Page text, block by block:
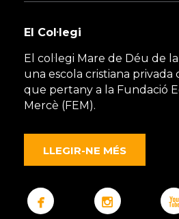
El Col·legi
El col·legi Mare de Déu de
una escola cristiana privada
que pertany a la Fundació
Mercè (FEM).
LLEGIR-NE MÉS